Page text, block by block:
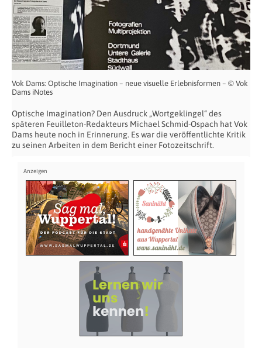
Vok Dams: Optische Imagination – neue visuelle Erlebnisformen – © Vok
Dams iNotes
Optische Imagination? Den Ausdruck „Wortgeklingel“ des
späteren Feuilleton-Redakteurs Michael Schmid-Ospach hat Vok
Dams heute noch in Erinnerung. Es war die veröffentlichte Kritik
zu seinen Arbeiten in dem Bericht einer Fotozeitschrift.